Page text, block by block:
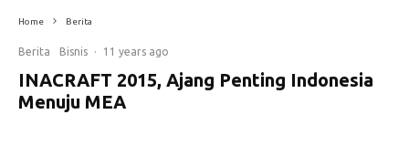
Home Berita
Berita Bisnis · 11 years ago
INACRAFT 2015, Ajang Penting Indonesia
Menuju MEA